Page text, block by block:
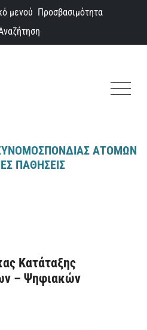
μενού Προσβασιμότητα
ΑΤΟΜΩΝ
ΠΑΘΗΣΕΙΣ
Κατάταξης
– Ψηφιακών